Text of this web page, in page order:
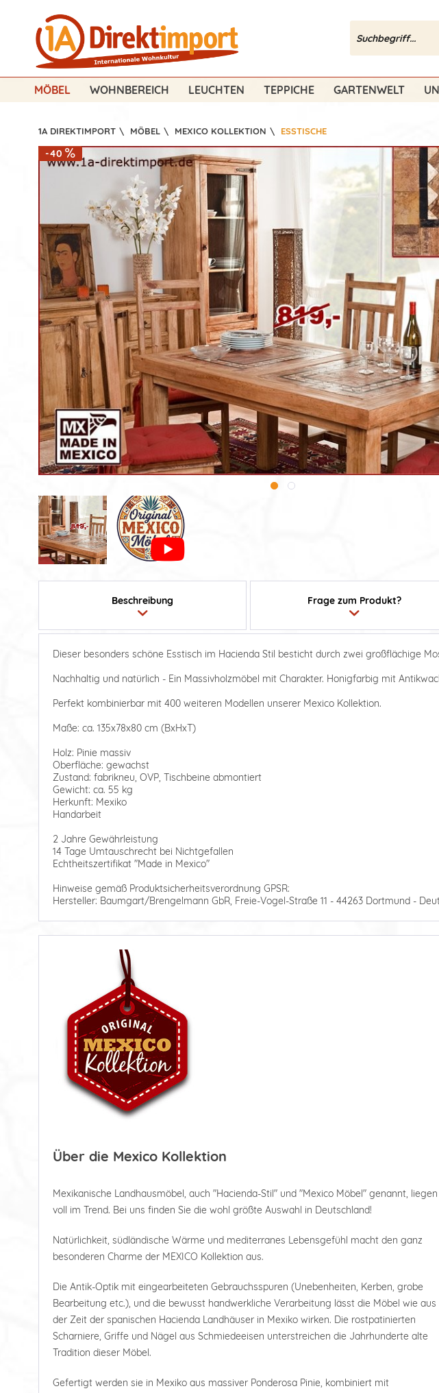
MÖBEL WOHNBEREICH LEUCHTEN TEPPICHE GARTENWELT
1A DIREKTIMPORT \ MÖBEL \ MEXICO KOLLEKTION \ ESSTISCHE
-40
Beschreibung Frage zum Produkt?
Dieser besonders schöne Esstisch im Hacienda Stil besticht durch zwei großflächige
Nachhaltig und natürlich - Ein Massivholzmöbel mit Charakter. Honigfarbig mit
Perfekt kombinierbar mit 400 weiteren Modellen unserer Mexico Kollektion.
Maße: ca. 135x78x80 cm (BxHxT)
Holz: Pinie massiv
Oberfläche: gewachst
Zustand: fabrikneu, OVP, Tischbeine abmontiert
Gewicht: ca. 55 kg
Herkunft: Mexiko
Handarbeit
2 Jahre Gewährleistung
14 Tage Umtauschrecht bei Nichtgefallen
Echtheitszertifikat "Made in Mexico"
Hinweise gemäß Produktsicherheitsverordnung GPSR:
Hersteller: Baumgart/Brengelmann GbR, Freie-Vogel-Straße 11 - 44263 Dortmund -
Über die Mexico Kollektion
Mexikanische Landhausmöbel, auch "Hacienda-Stil" und "Mexico Möbel" genannt, liegen
voll im Trend. Bei uns finden Sie die wohl größte Auswahl in Deutschland!
Natürlichkeit, südländische Wärme und mediterranes Lebensgefühl macht den ganz
besonderen Charme der MEXICO Kollektion aus.
Die Antik-Optik mit eingearbeiteten Gebrauchsspuren (Unebenheiten, Kerben, grobe
Bearbeitung etc.), und die bewusst handwerkliche Verarbeitung lässt die Möbel wie aus
der Zeit der spanischen Hacienda Landhäuser in Mexiko wirken. Die rostpatinierten
Scharniere, Griffe und Nägel aus Schmiedeeisen unterstreichen die Jahrhunderte alte
Tradition dieser Möbel.
Gefertigt werden sie in Mexiko aus massiver Ponderosa Pinie, kombiniert mit